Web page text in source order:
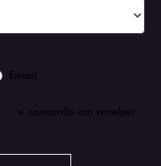
Email
e concordo em receber